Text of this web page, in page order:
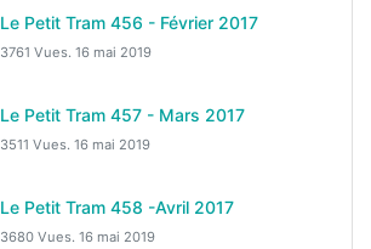
Le Petit Tram 456 - Février 2017
3761 Vues. 16 mai 2019
Le Petit Tram 457 - Mars 2017
3511 Vues. 16 mai 2019
Le Petit Tram 458 -Avril 2017
3680 Vues. 16 mai 2019